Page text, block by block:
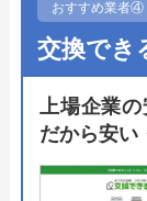
トイレリフ
が可能。
実績をもと
も専門の職
おすすめ業者④
交換でき
上場企業
だから安い